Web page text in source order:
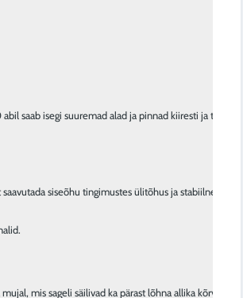
isegi suuremad alad ja pinnad kiiresti ja
siseõhu tingimustes ülitõhus ja stabiilne
mis sageli säilivad ka pärast lõhna allika